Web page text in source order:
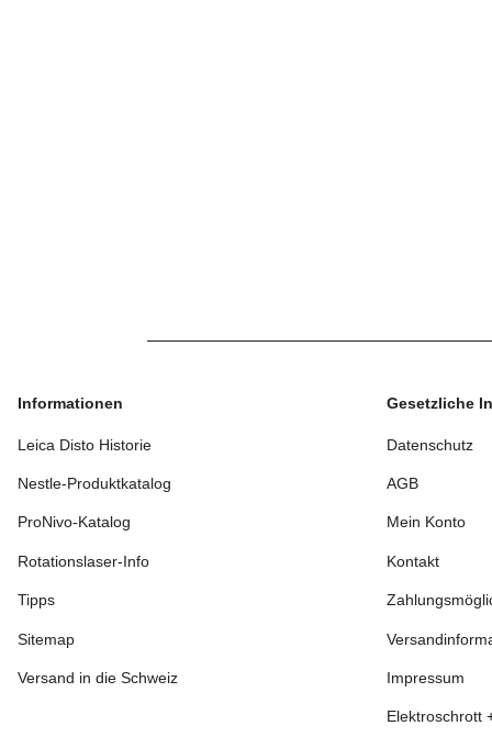
Informationen
Leica Disto Historie
Nestle-Produktkatalog
ProNivo-Katalog
Rotationslaser-Info
Tipps
Sitemap
Versand in die Schweiz
Gesetzliche
Datenschutz
AGB
Mein Konto
Kontakt
Impressum
Elektroschrott